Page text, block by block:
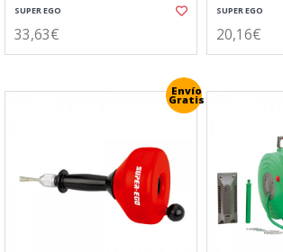
SUPER EGO
33,63€
SUPER EGO
20,16€
Envío
Gratis